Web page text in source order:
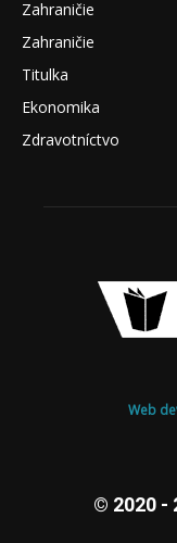
Zahraničie
Zahraničie
Titulka
Ekonomika
Zdravotníctvo
Web
© 2020 -